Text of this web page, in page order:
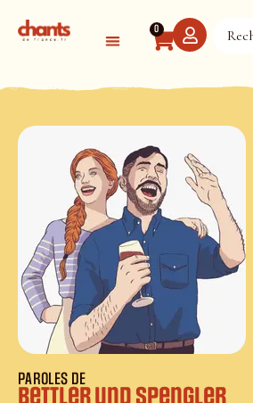
0
PAROLES DE
Bettler und Spengler